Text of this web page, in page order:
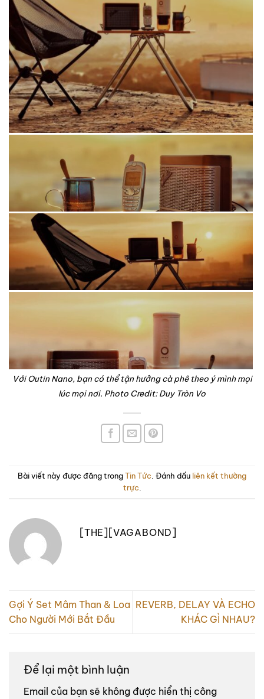
Với Outin Nano, bạn có thể tận hưởng cà phê theo ý mình mọi
lúc mọi nơi. Photo Credit: Duy Tròn Vo
Bài viết này được đăng trongTin Tức . Đánh dấu liên kết thường
trực
[THE][VAGABOND]
Gợi Ý Set Mâm Than & Loa
Cho Người Mới Bắt Đầu
REVERB, DELAY VÀ ECHO
KHÁC GÌ NHAU?
Để lại một bình luận
Email của bạn sẽ không được hiển thị công